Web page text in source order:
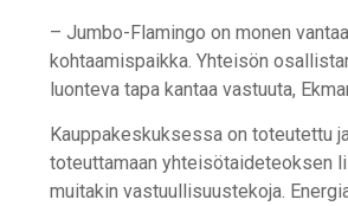
– Jumbo-Flamingo on monen
kohtaamispaikka. Yhteisön
luonteva tapa kantaa vastuuta,
Kauppakeskuksessa on toteutettu
toteuttamaan yhteisötaideteoksen
muitakin vastuullisuustekoja.